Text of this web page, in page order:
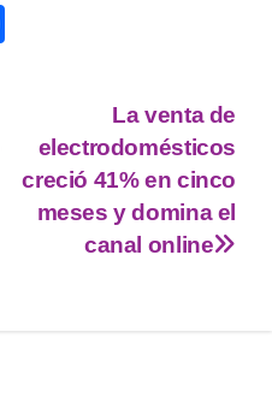
b
La venta de
electrodomésticos
creció 41% en cinco
meses y domina el
canal online